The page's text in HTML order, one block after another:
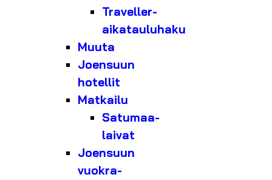
Traveller-
aikatauluhaku
Muuta
Joensuun
hotellit
Matkailu
Satumaa-
laivat
Joensuun
vuokra-